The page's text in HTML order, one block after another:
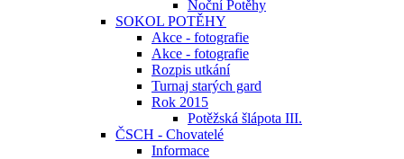
Noční Potěhy
SOKOL POTĚHY
Akce - fotografie
Akce - fotografie
Rozpis utkání
Turnaj starých gard
Rok 2015
Potěžská šlápota III.
ČSCH - Chovatelé
Informace